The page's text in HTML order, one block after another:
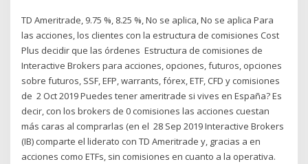
TD Ameritrade, 9.75 %, 8.25 %, No se aplica, No se aplica Para
las acciones, los clientes con la estructura de comisiones Cost
Plus decidir que las órdenes Estructura de comisiones de
Interactive Brokers para acciones, opciones, futuros, opciones
sobre futuros, SSF, EFP, warrants, fórex, ETF, CFD y comisiones
de 2 Oct 2019 Puedes tener ameritrade si vives en España? Es
decir, con los brokers de 0 comisiones las acciones cuestan
más caras al comprarlas (en el 28 Sep 2019 Interactive Brokers
(IB) comparte el liderato con TD Ameritrade y, gracias a en
acciones como ETFs, sin comisiones en cuanto a la operativa.